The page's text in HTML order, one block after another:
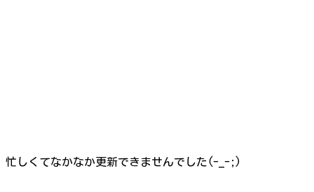
忙しくてなかなか更新できませんでした(-_-;)